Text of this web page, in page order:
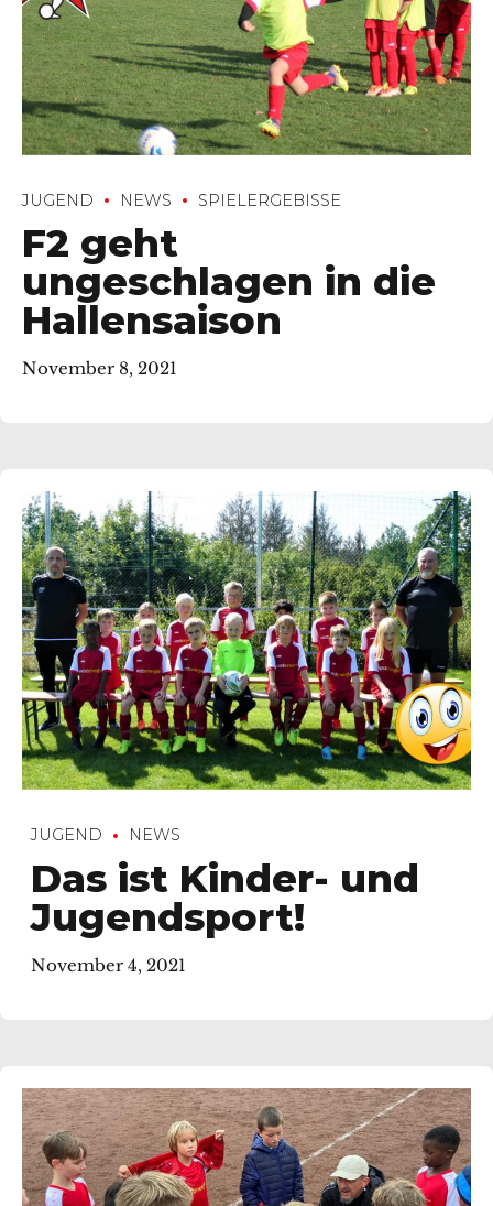
JUGEND NEWS SPIELERGEBISSE
F2 geht
ungeschlagen in die
Hallensaison
November 8, 2021
JUGEND NEWS
Das ist Kinder- und
Jugendsport!
November 4, 2021